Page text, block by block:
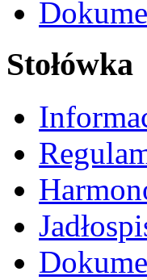
Stołówka